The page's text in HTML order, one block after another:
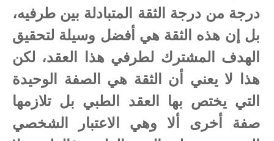
درجة من درجة الثقة المتبادلة بين طرفيه،
بل إن هذه الثقة هي أفضل وسيلة لتحقيق
الهدف المشترك لطرفي هذا العقد، لكن
هذا لا يعني أن الثقة هي الصفة الوحيدة
التي يختص بها العقد الطبي بل تلازمها
صفة أخرى ألا وهي الاعتبار الشخصي